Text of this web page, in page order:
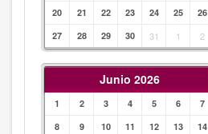
20
21 22 23 24 25
26
27
28 29 30 31 1 2
Junio 2026
1 2 3 4 5 6
7
8
9 10 11 12 13
14